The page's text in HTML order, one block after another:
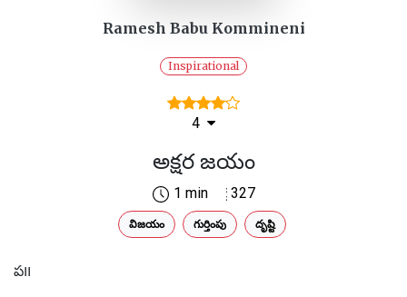
Ramesh Babu Kommineni
Inspirational
4
అక్షర జయం
1 min 327
విజయం గుర్తింపు దృష్టి
ప౹౹